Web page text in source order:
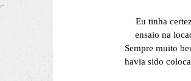
Eu tinha
ensaio na
Sempre muito
havia sido